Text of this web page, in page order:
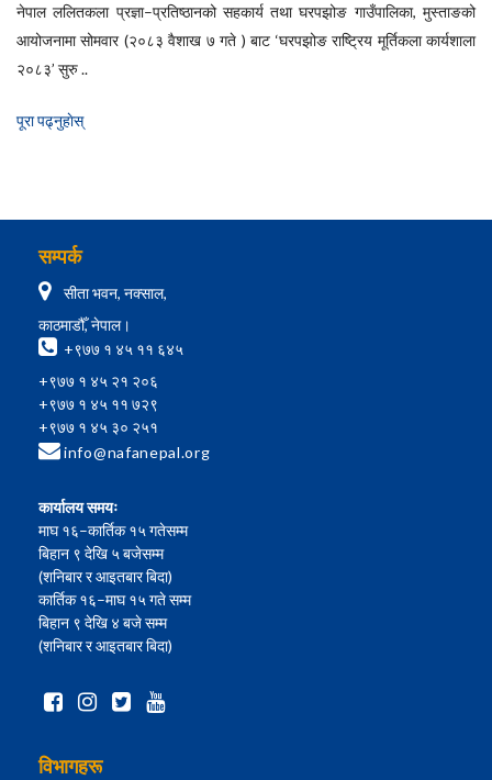
नेपाल ललितकला प्रज्ञा–प्रतिष्ठानको सहकार्य तथा घरपझोङ गाउँपालिका, मुस्ताङको
आयोजनामा सोमवार (२०८३ वैशाख ७ गते ) बाट ‘घरपझोङ राष्ट्रिय मूर्तिकला कार्यशाला
२०८३’ सुरु ..
पूरा पढ्नुहाेस्
सम्पर्क
सीता भवन, नक्साल,
काठमाडौँ, नेपाल।
+९७७ १ ४५ ११ ६४५
+९७७ १ ४५ २१ २०६
+९७७ १ ४५ ११ ७२९
+९७७ १ ४५ ३० २५१
info@nafanepal.org
कार्यालय समयः
माघ १६–कार्तिक १५ गतेसम्म
बिहान ९ देखि ५ बजेसम्म
(शनिबार र आइतबार बिदा)
कार्तिक १६–माघ १५ गते सम्म
बिहान ९ देखि ४ बजे सम्म
(शनिबार र आइतबार बिदा)
विभागहरू